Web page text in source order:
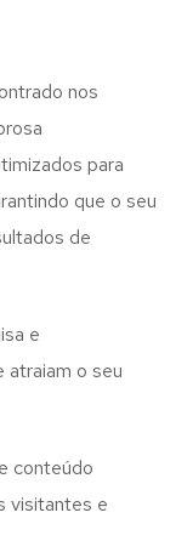
nos
para
que o seu
de
e
atraiam o seu
conteúdo
visitantes e